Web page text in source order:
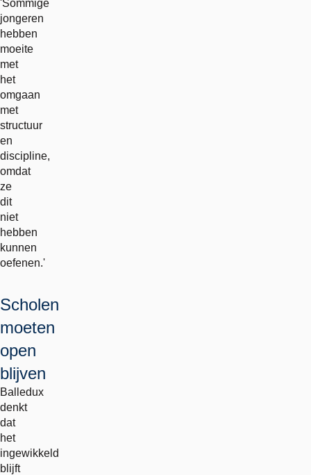
'Sommige
jongeren
hebben
moeite
met
het
omgaan
met
structuur
en
discipline,
omdat
ze
dit
niet
hebben
kunnen
oefenen.'
Scholen
moeten
open
blijven
Balledux
denkt
dat
het
ingewikkeld
blijft